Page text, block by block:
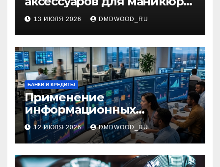
и педикюра
13 ИЮЛЯ 2026 DMDWOOD_RU
БАНКИ И КРЕДИТЫ
Применение
информационных
технологий и системная
интеграция в бизнес-
процессах
12 ИЮЛЯ 2026 DMDWOOD_RU